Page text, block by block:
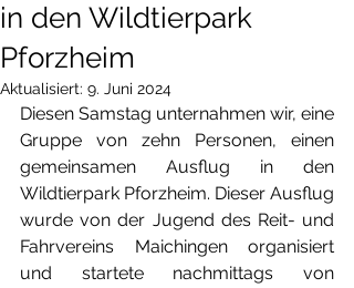
in den Wildtierpark
Pforzheim
Aktualisiert: 9. Juni 2024
Diesen Samstag unternahmen wir, eine
Gruppe von zehn Personen, einen
gemeinsamen Ausflug in den
Wildtierpark Pforzheim. Dieser Ausflug
wurde von der Jugend des Reit- und
Fahrvereins Maichingen organisiert
und startete nachmittags von